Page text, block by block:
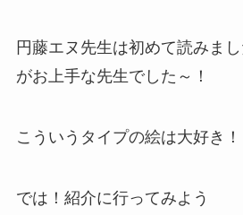
円藤エヌ先生は初めて読みま
がお上手な先生でした～！
こういうタイプの絵は大好き！
では！紹介に行ってみよう